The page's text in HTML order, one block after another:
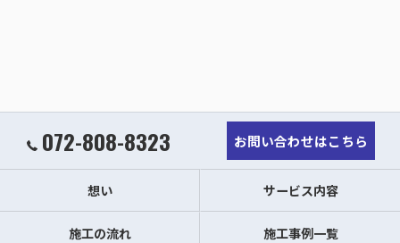
072-808-8323 お問い合わせはこちら
想い サービス内容
施工の流れ 施工事例一覧